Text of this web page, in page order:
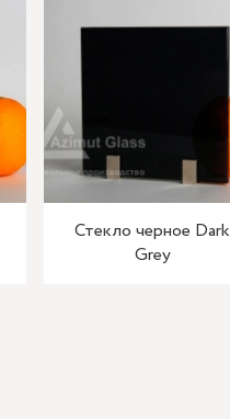
Стекло черное Dark
Grey